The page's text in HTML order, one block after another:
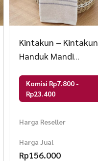
Kintakun – Kintakun
Handuk Mandi
Towel Karsa DLUXE
Komisi Rp7.800 -
Rp23.400
Harga Reseller
Harga Jual
Rp156.000